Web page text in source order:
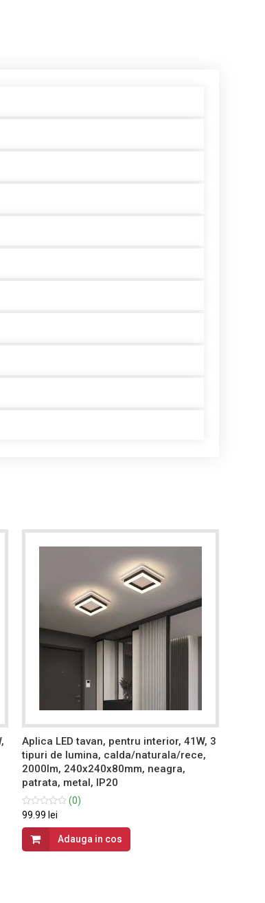
Aplica LED tavan, pentru interior, 41W, 3
tipuri de lumina, calda/naturala/rece,
2000lm, 240x240x80mm, neagra,
patrata, metal, IP20
(0)
99.99 lei
Adauga in cos